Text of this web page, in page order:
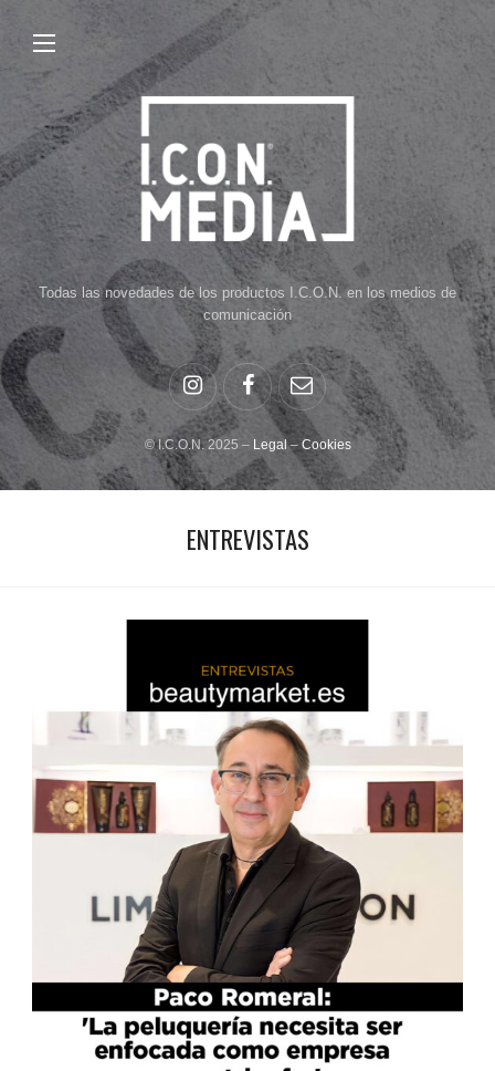
Todas las novedades de los productos I.C.O.N. en los medios de
comunicación
© I.C.O.N. 2025 – Legal– Cookies
ENTREVISTAS